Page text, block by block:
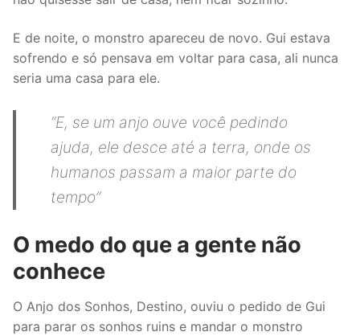
E de noite, o monstro apareceu de novo. Gui estava
sofrendo e só pensava em voltar para casa, ali nunca
seria uma casa para ele.
“E, se um anjo ouve você pedindo
ajuda, ele desce até a terra, onde os
humanos passam a maior parte do
tempo”
O medo do que a gente não
conhece
O Anjo dos Sonhos, Destino, ouviu o pedido de Gui
para parar os sonhos ruins e mandar o monstro